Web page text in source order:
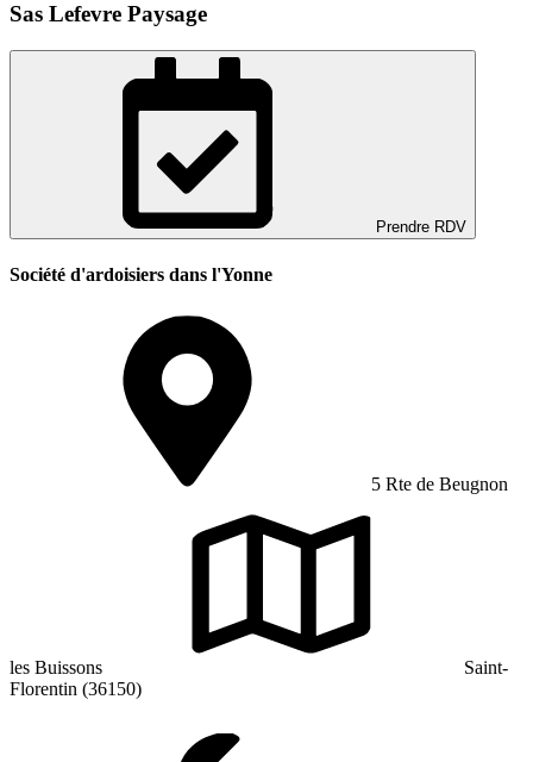
Sas Lefevre Paysage
Prendre RDV
Société d'ardoisiers dans l'Yonne
5 Rte de Beugnon
les Buissons
Saint-
Florentin (36150)